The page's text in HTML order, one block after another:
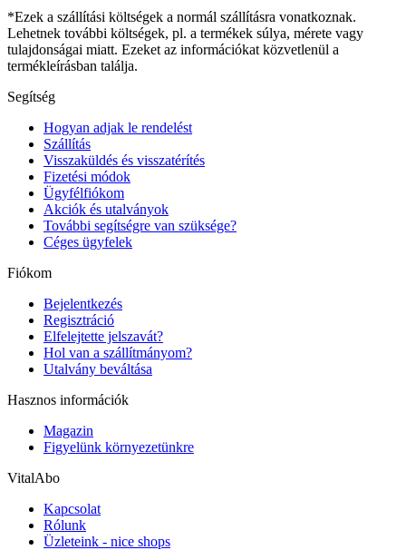
*Ezek a szállítási költségek a normál szállításra vonatkoznak.
Lehetnek további költségek, pl. a termékek súlya, mérete vagy
tulajdonságai miatt. Ezeket az információkat közvetlenül a
termékleírásban találja.
Segítség
Hogyan adjak le rendelést
Szállítás
Visszaküldés és visszatérítés
Fizetési módok
Ügyfélfiókom
Akciók és utalványok
További segítségre van szüksége?
Céges ügyfelek
Fiókom
Bejelentkezés
Regisztráció
Elfelejtette jelszavát?
Hol van a szállítmányom?
Utalvány beváltása
Hasznos információk
Magazin
Figyelünk környezetünkre
VitalAbo
Kapcsolat
Rólunk
Üzleteink - nice shops